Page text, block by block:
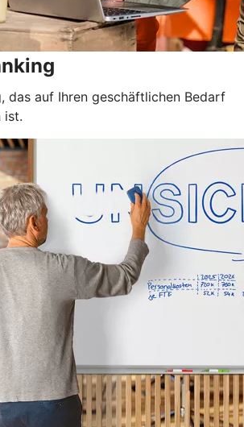
das auf Ihren geschäftlichen Bedarf
ist.